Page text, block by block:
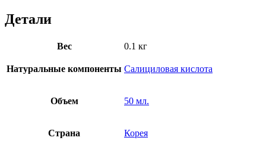
Детали
Вес 0.1 кг
Натуральные компоненты Салициловая кислота
Объем 50 мл.
Страна Корея